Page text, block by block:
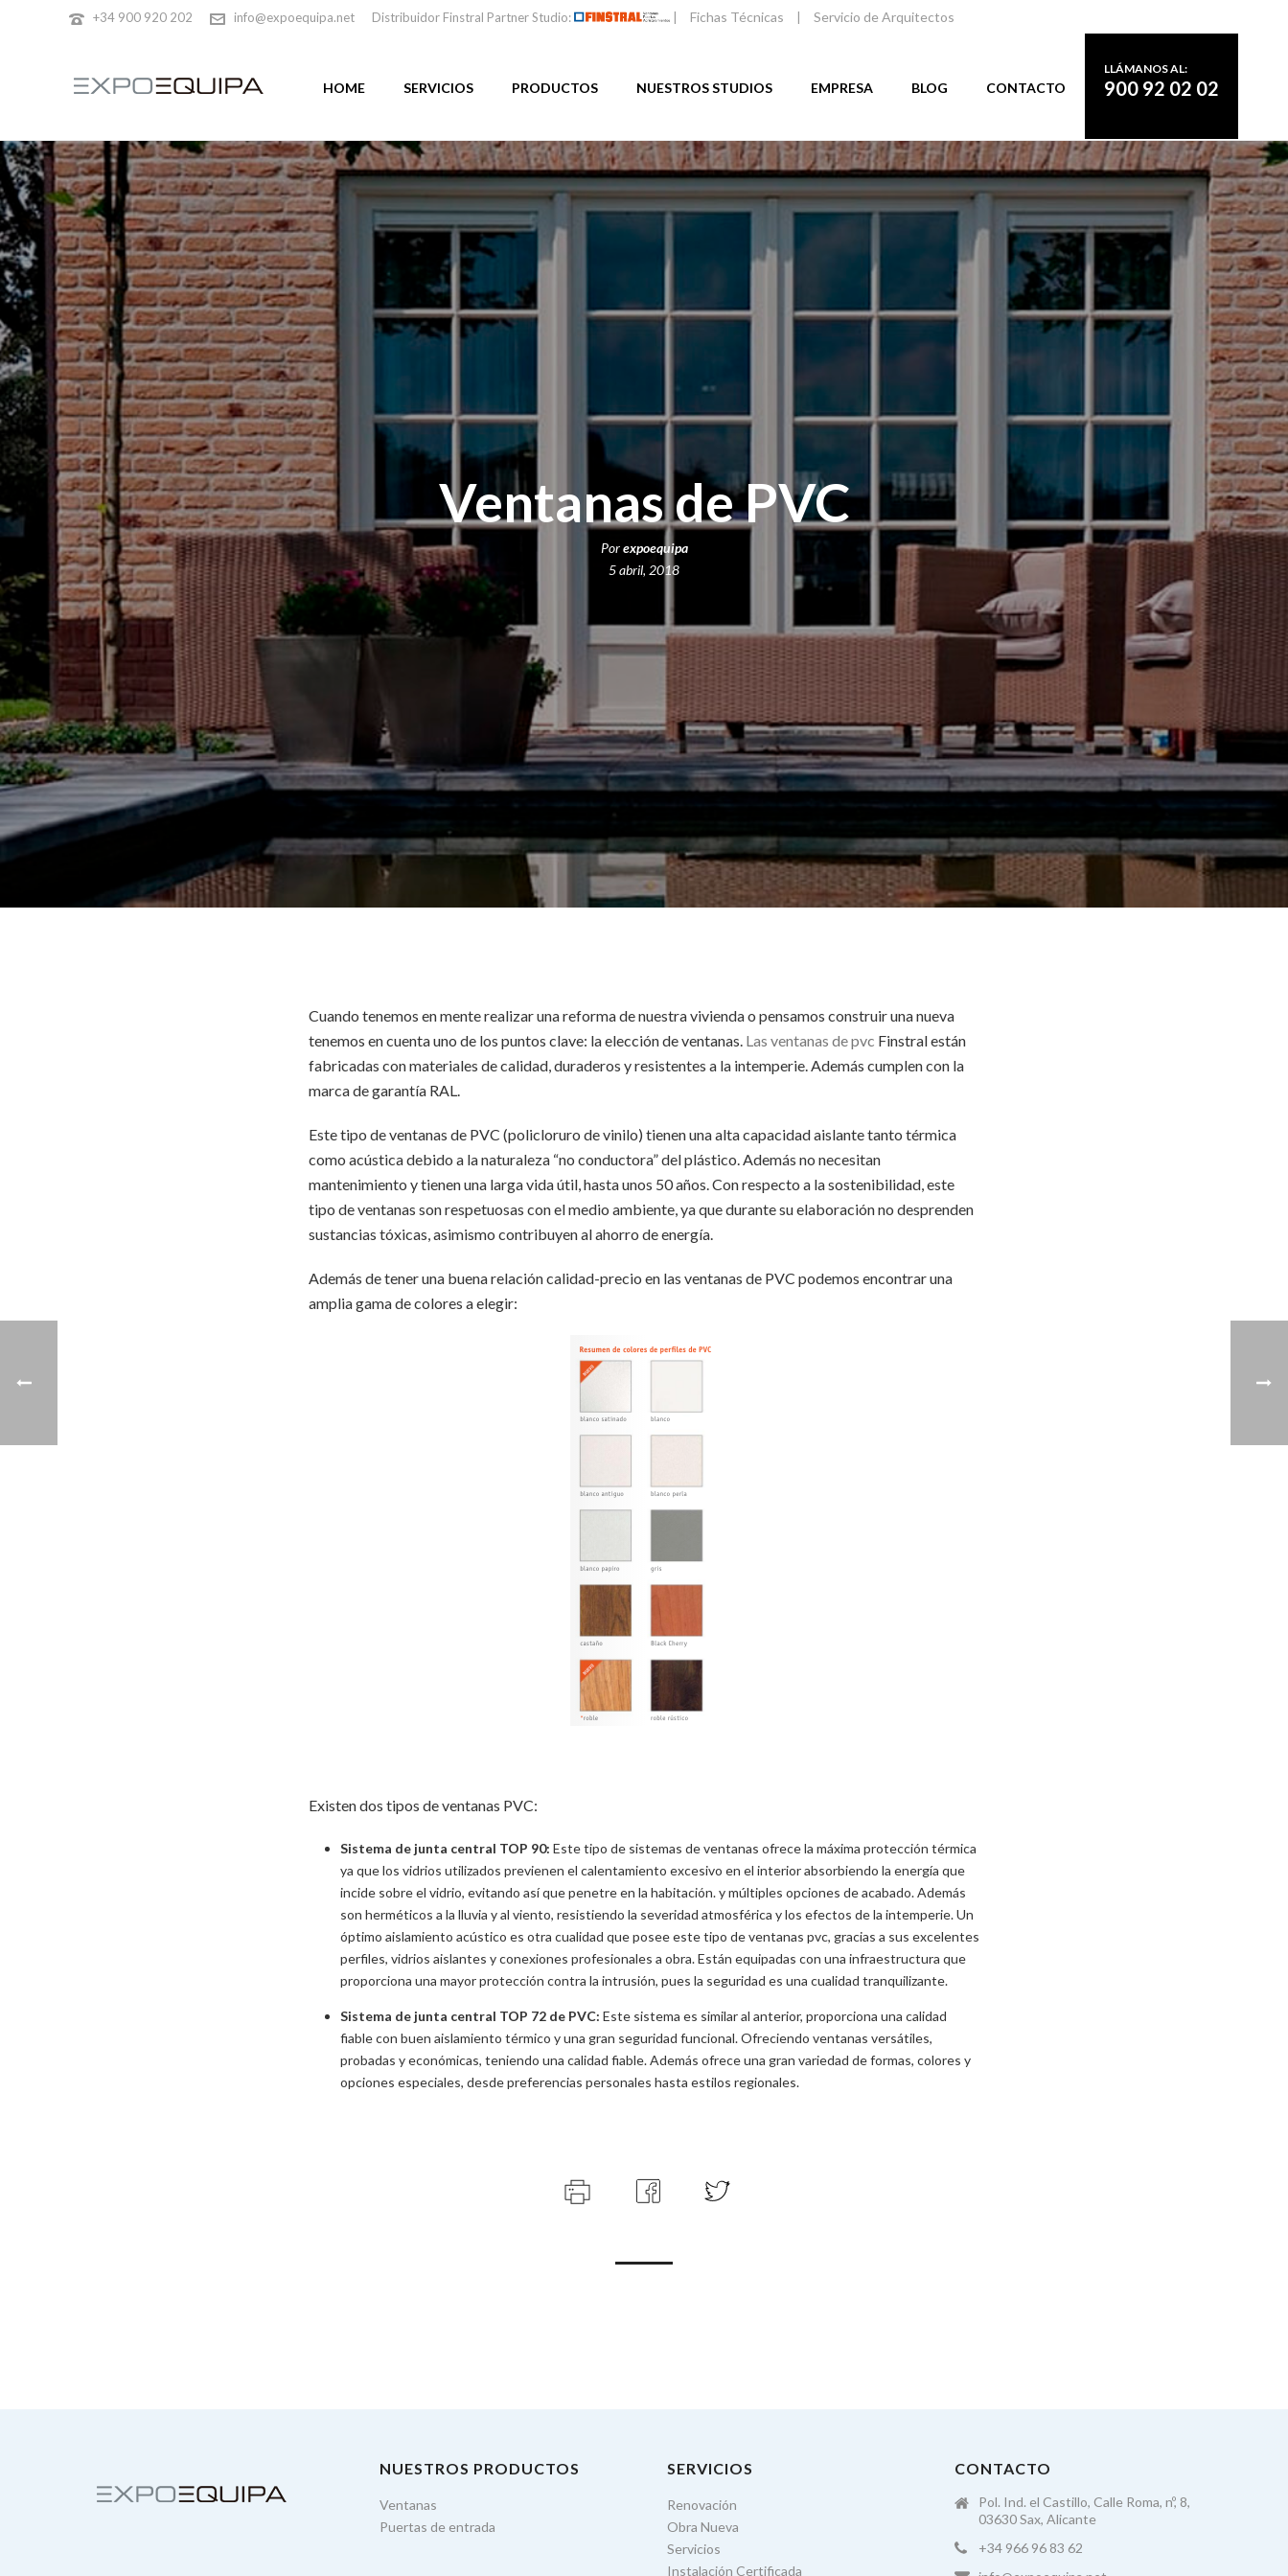
+34 900 920 202 info@expoequipa.net Distribuidor Finstral Partner Studio: Fichas Técnicas Servicio de Arquitectos
HOME SERVICIOS PRODUCTOS NUESTROS STUDIOS EMPRESA BLOG CONTACTO
LLÁMANOS AL:
900 92 02 02
Ventanas de PVC
Porexpoequipa
5 abril, 2018
Cuando tenemos en mente realizar una reforma de nuestra vivienda o pensamos construir una nueva
tenemos en cuenta uno de los puntos clave: la elección de ventanas. Las ventanas de pvc Finstral están
fabricadas con materiales de calidad, duraderos y resistentes a la intemperie. Además cumplen con la
marca de garantía RAL.
Este tipo de ventanas de PVC (policloruro de vinilo) tienen una alta capacidad aislante tanto térmica
como acústica debido a la naturaleza “no conductora” del plástico. Además no necesitan
mantenimiento y tienen una larga vida útil, hasta unos 50 años. Con respecto a la sostenibilidad, este
tipo de ventanas son respetuosas con el medio ambiente, ya que durante su elaboración no desprenden
sustancias tóxicas, asimismo contribuyen al ahorro de energía.
Además de tener una buena relación calidad-precio en las ventanas de PVC podemos encontrar una
amplia gama de colores a elegir:
Existen dos tipos de ventanas PVC:
Sistema de junta central TOP 90: Este tipo de sistemas de ventanas ofrece la máxima protección térmica
ya que los vidrios utilizados previenen el calentamiento excesivo en el interior absorbiendo la energía que
incide sobre el vidrio, evitando así que penetre en la habitación. y múltiples opciones de acabado. Además
son herméticos a la lluvia y al viento, resistiendo la severidad atmosférica y los efectos de la intemperie. Un
óptimo aislamiento acústico es otra cualidad que posee este tipo de ventanas pvc, gracias a sus excelentes
perfiles, vidrios aislantes y conexiones profesionales a obra. Están equipadas con una infraestructura que
proporciona una mayor protección contra la intrusión, pues la seguridad es una cualidad tranquilizante.
Sistema de junta central TOP 72 de PVC: Este sistema es similar al anterior, proporciona una calidad
fiable con buen aislamiento térmico y una gran seguridad funcional. Ofreciendo ventanas versátiles,
probadas y económicas, teniendo una calidad fiable. Además ofrece una gran variedad de formas, colores y
opciones especiales, desde preferencias personales hasta estilos regionales.
NUESTROS PRODUCTOS
Ventanas
Puertas de entrada
SERVICIOS
Renovación
Obra Nueva
Servicios
Instalación Certificada
CONTACTO
Pol. Ind. el Castillo, Calle Roma, nº, 8,
03630 Sax, Alicante
+34 966 96 83 62